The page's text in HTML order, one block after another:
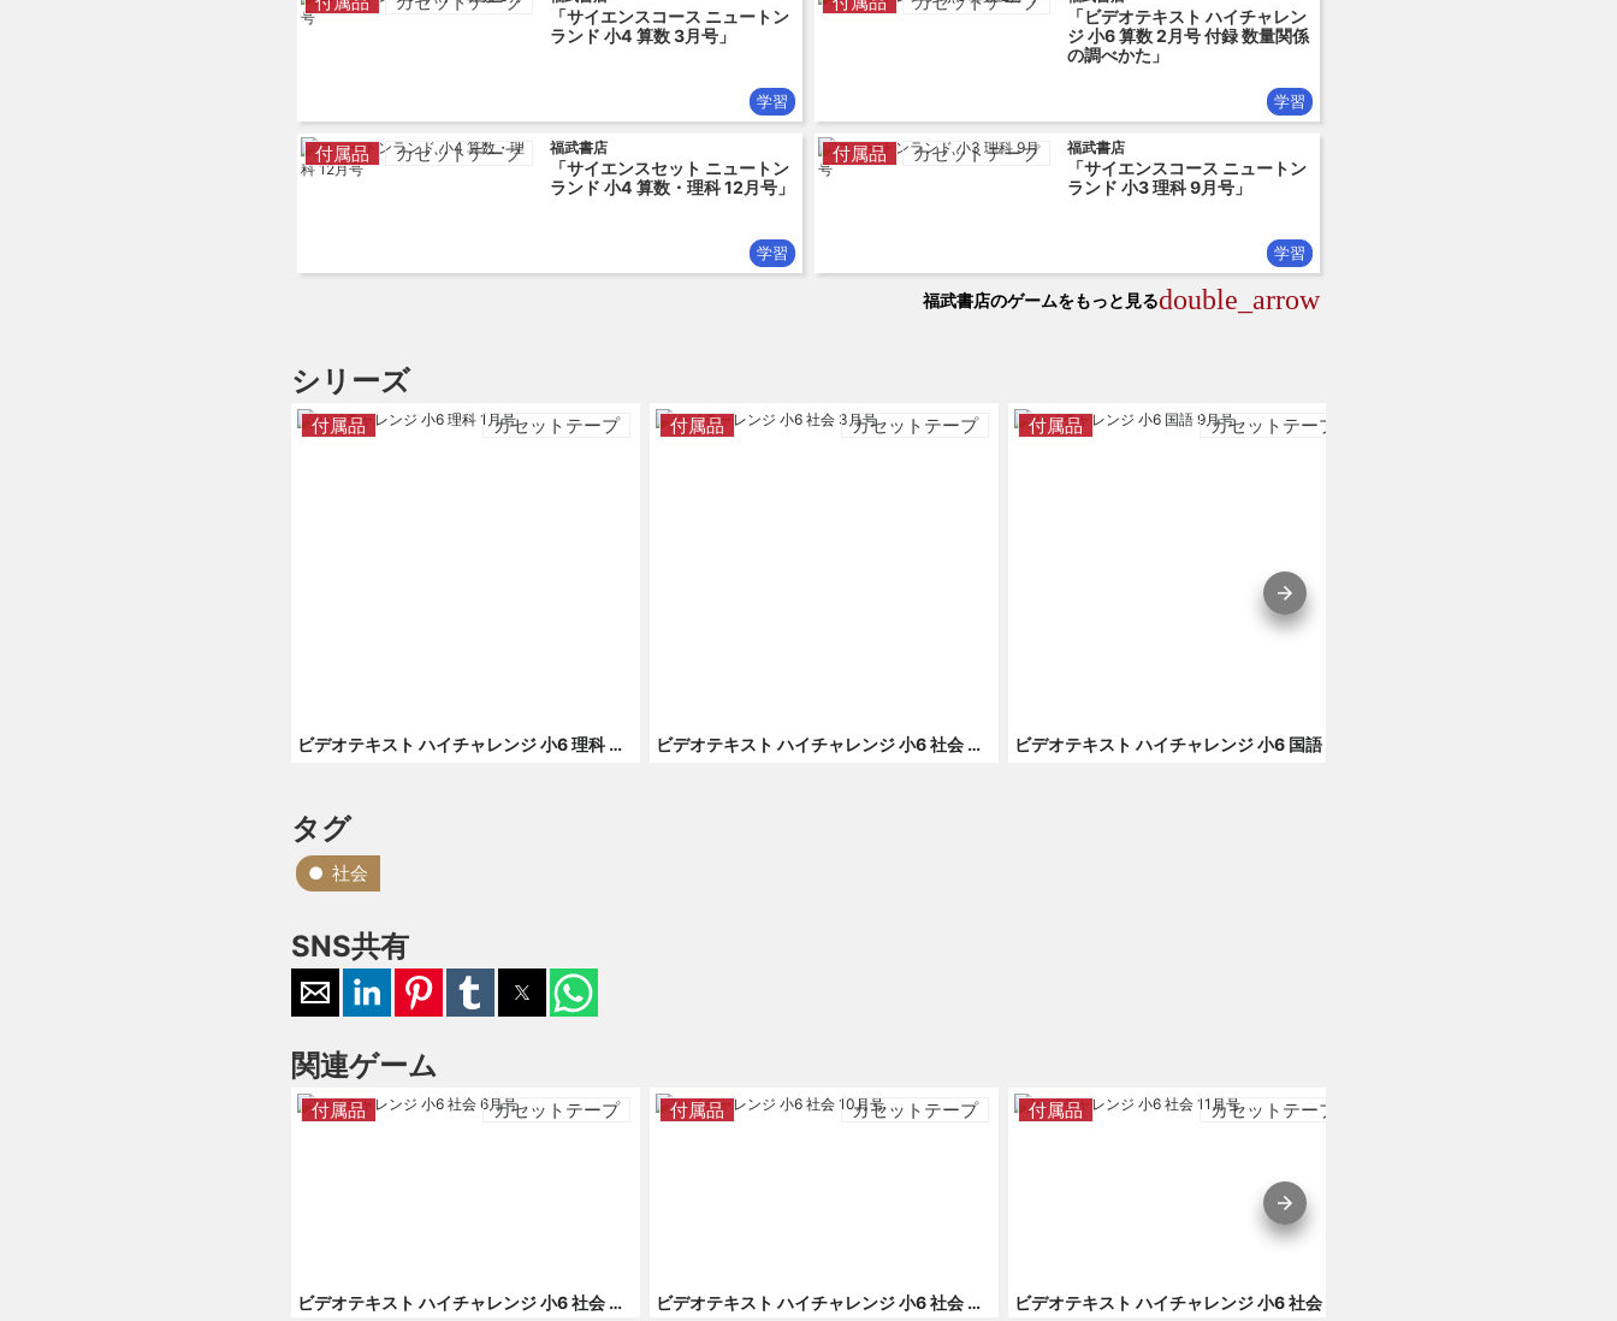
「サイエンスコース ニュートン
ランド 小4 算数 3月号」
学習
「ビデオテキスト ハイチャレン
ジ 小6 算数 2月号 付録 数量関係
の調べかた」
学習
付属品 カセットテープ 福武書店
「サイエンスセット ニュートン
ランド 小4 算数・理科 12月号」
学習
付属品 カセットテープ 福武書店
「サイエンスコース ニュートン
ランド 小3 理科 9月号」
学習
福武書店のゲームをもっと見るdouble_arrow
シリーズ
付属品 カセットテープ
ビデオテキスト ハイチャレンジ 小6 理科 1月号 付録 てこのはたらき
付属品 カセットテープ
ビデオテキスト ハイチャレンジ 小6 社会 3月号 付録
付属品 カセットテープ
タグ
社会
SNS共有
関連ゲーム
付属品 カセットテープ
ビデオテキスト ハイチャレンジ 小6 社会 6月号 付録 貴族から武士へ
付属品 カセットテープ
ビデオテキスト ハイチャレンジ 小6 社会 10月号 付録
付属品 カセットテープ